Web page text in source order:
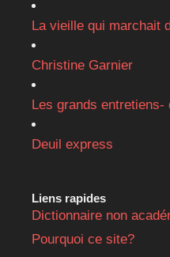
La vieille qui marchait
Christine Garnier
Les grands
Deuil express
Liens rapides
Dictionnaire non
Pourquoi ce site?